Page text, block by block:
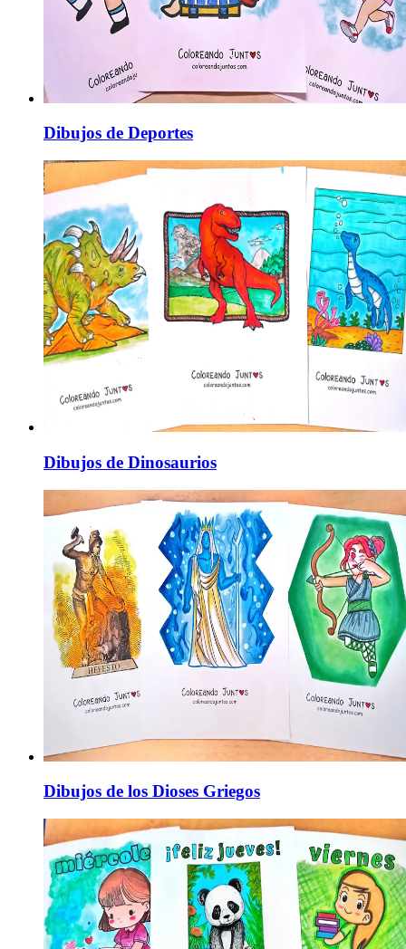
Dibujos de Deportes
Dibujos de Dinosaurios
Dibujos de los Dioses Griegos